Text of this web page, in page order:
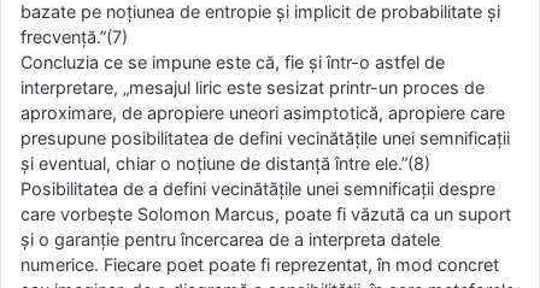
bazate pe noţiunea de entropie şi implicit de probabilitate şi
frecvenţă.”(7)
Concluzia ce se impune este că, fie şi într-o astfel de
interpretare, „mesajul liric este sesizat printr-un proces de
aproximare, de apropiere uneori asimptotică, apropiere care
presupune posibilitatea de defini vecinătăţile unei semnificaţii
şi eventual, chiar o noţiune de distanţă între ele.”(8)
Posibilitatea de a defini vecinătăţile unei semnificaţii despre
care vorbeşte Solomon Marcus, poate fi văzută ca un suport
şi o garanţie pentru încercarea de a interpreta datele
numerice. Fiecare poet poate fi reprezentat, în mod concret